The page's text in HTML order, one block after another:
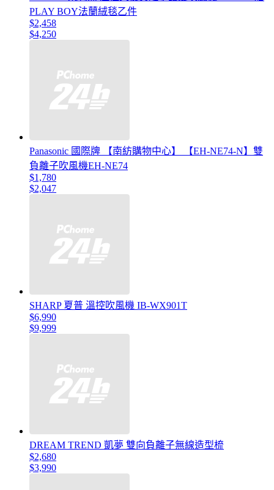
PLAY BOY法蘭絨毯乙件
$2,458
$4,250
Panasonic 國際牌 【南紡購物中心】 【EH-NE74-N】雙
負離子吹風機EH-NE74
$1,780
$2,047
SHARP 夏普 溫控吹風機 IB-WX901T
$6,990
$9,999
DREAM TREND 凱夢 雙向負離子無線造型梳
$2,680
$3,990